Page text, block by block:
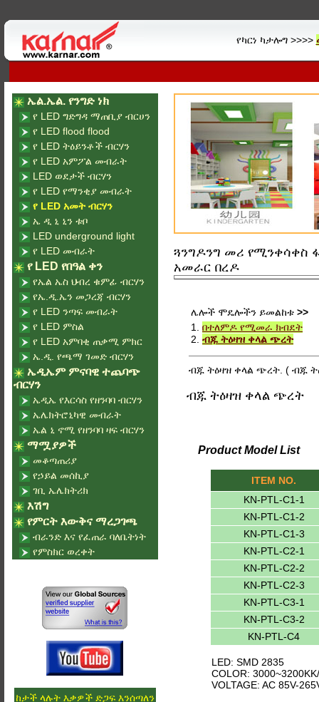
የካርነ ካታሎግ >>>>
ጓንግዶንግ መሪ የሚንቀሳቀስ
አመራር በረዶ
ሌሎች ሞዴሎችን ይመልከቱ >>
1. በተለምዶ የሚመራ ክብደት
2. ብጁ ትዕዛዝ ቀላል ጭረት
ብጁ ትዕዛዝ ቀላል ጭረት. ( ብጁ
ብጁ ትዕዛዝ ቀላል ጭረት
Product Model List
ITEM NO.
KN-PTL-C1-1
KN-PTL-C1-2
KN-PTL-C1-3
KN-PTL-C2-1
KN-PTL-C2-2
KN-PTL-C2-3
KN-PTL-C3-1
KN-PTL-C3-2
KN-PTL-C4
LED: SMD 2835
COLOR:
VOLTAGE: AC 85V-
ኤል.ኤል. የንግድ ነክ
የ LED ግድግዳ ማጠቢያ ብርሀን
የ LED flood flood
የ LED ትዕይንቶች ብርሃን
የ LED አምፖል መብራት
LED ወደታች ብርሃን
የ LED የማንቂያ መብራት
የ LED አመት ብርሃን
ኤ ዲ ኒ ኒን ቱቦ
LED underground light
የ LED መብራት
የ LED የበዓል ቀን
የኤል ኤስ ህብረ ቁምፊ ብርሃን
የኤ.ዲ.ኤን መጋረጃ ብርሃን
የ LED ንጣፍ መብራት
የ LED ምስል
የ LED አምባቂ ጠቃሚ ምክር
ኤ.ዲ. የጫማ ገመድ ብርሃን
ኤዲኤም ምናባዊ ተጨባጭ
ብርሃን
ኤዲኤ የእርሳስ የዘንባባ ብርሃን
ኤሌክትሮኒካዊ መብራት
ኤል ኒ ኖሚ የዘንባባ ዛፍ ብርሃን
ማሟያዎች
መቆጣጠሪያ
የኃይል መሰኪያ
ገቢ ኤሌክትሪክ
እሽግ
የምርት እውቅና ማረጋገጫ
ብራንድ እና የፈጠራ ባለቤትነት
የምስክር ወረቀት
ከታች ላሉት እቃዎች ድጋፍ እንሰጣለን